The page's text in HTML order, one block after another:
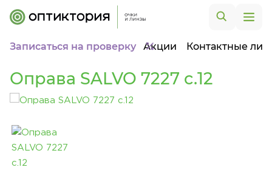
Записаться на проверку Акции Контактные
Оправа SALVO 7227 c.12